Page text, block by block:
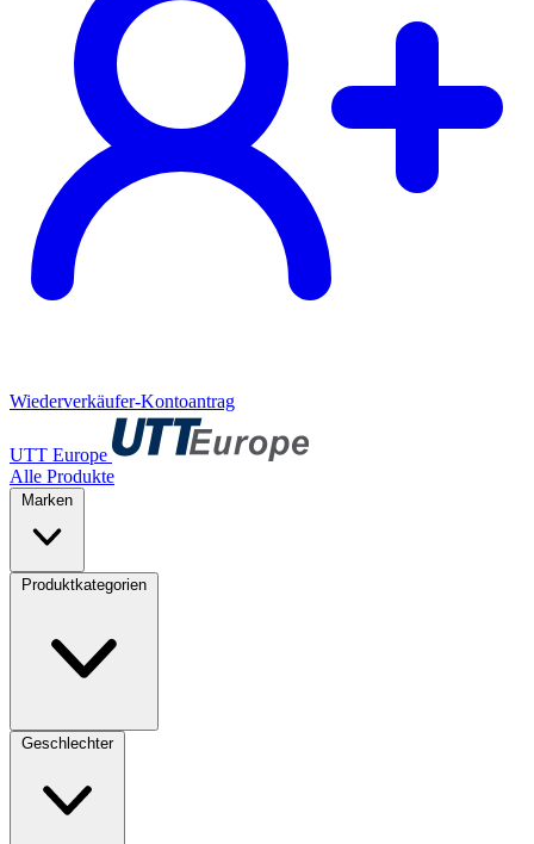
Wiederverkäufer-Kontoantrag
UTT Europe
Alle Produkte
Marken
Produktkategorien
Geschlechter